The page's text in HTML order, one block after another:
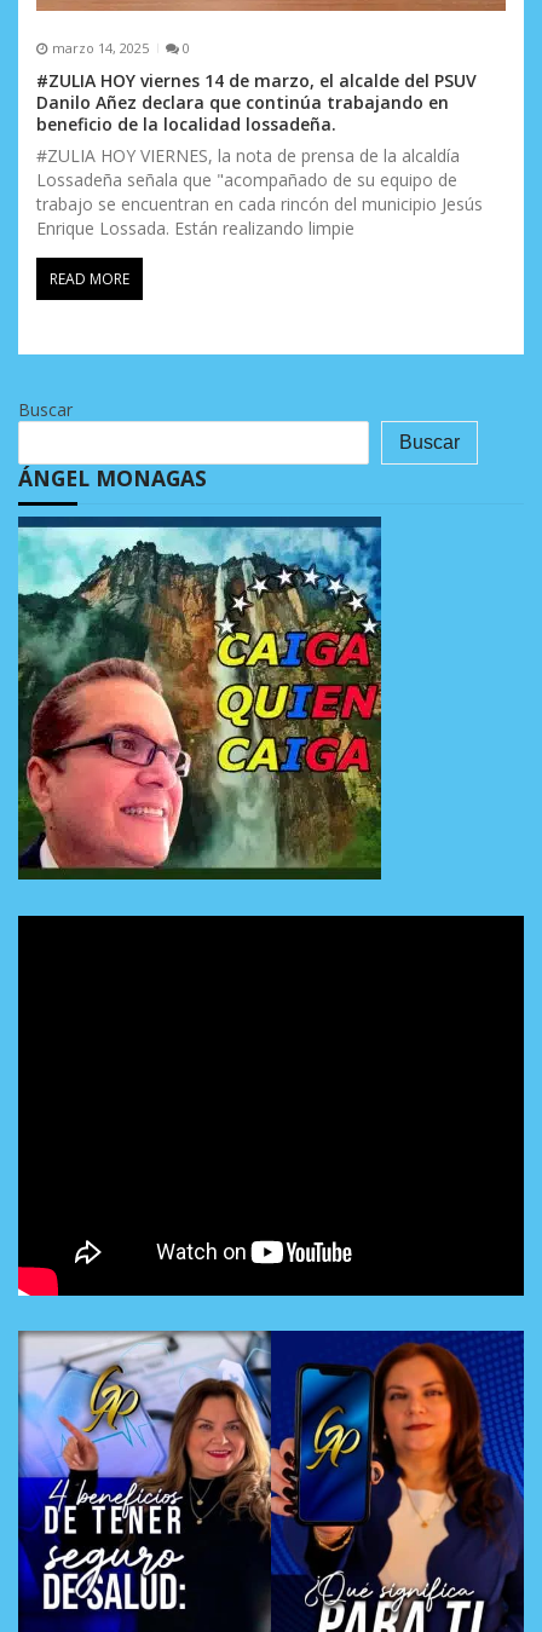
marzo 14, 2025 0
#ZULIA HOY viernes 14 de marzo, el alcalde del PSUV
Danilo Añez declara que continúa trabajando en
beneficio de la localidad lossadeña.
#ZULIA HOY VIERNES, la nota de prensa de la alcaldía
Lossadeña señala que "acompañado de su equipo de
trabajo se encuentran en cada rincón del municipio Jesús
Enrique Lossada. Están realizando limpie
READ MORE
Buscar
Buscar
ÁNGEL MONAGAS